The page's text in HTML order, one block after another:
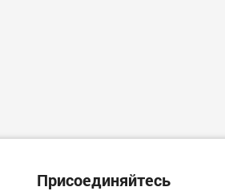
Присоединяйтесь